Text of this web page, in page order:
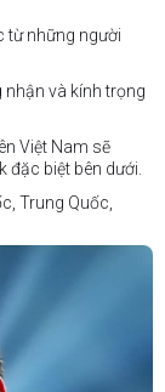
một ngày
từ những người
và kính trọng
Việt Nam sẽ
đặc biệt bên dưới.
Trung Quốc,